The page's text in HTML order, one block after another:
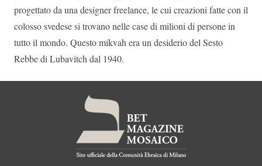
progettato da una designer freelance, le cui creazioni fatte con il
colosso svedese si trovano nelle case di milioni di persone in
tutto il mondo. Questo mikvah era un desiderio del Sesto
Rebbe di Lubavitch dal 1940.